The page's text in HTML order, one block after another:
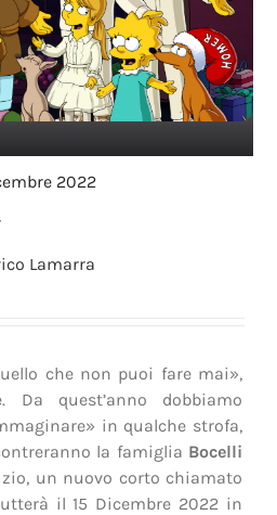
2022
Lamarra
che non puoi fare mai»,
Da quest’anno dobbiamo
in qualche strofa,
la famiglia Bocelli
un nuovo corto chiamato
il 15 Dicembre 2022 in